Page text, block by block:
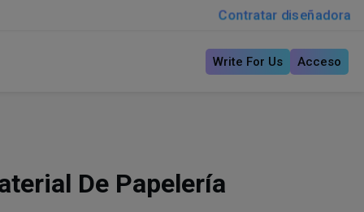
Contratar diseñadora
Write For Us Acceso
De Papelería